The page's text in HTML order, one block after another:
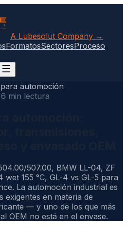
A Lubesolut Company →
FormatosSectoresProceso
automoción
min lectura
507.00, BMW LL-04, ZF
wet 155 °C, GL-4 vs GL-5 para
La automoción industrial es
exigentes en materia de
— y uno de los que más
OEM no está en el envase.